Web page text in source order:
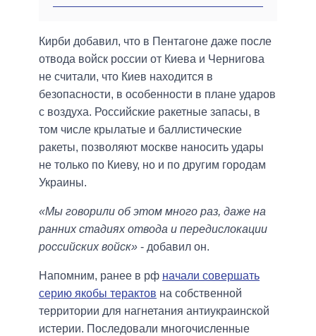
Кирби добавил, что в Пентагоне даже после
отвода войск россии от Киева и Чернигова
не считали, что Киев находится в
безопасности, в особенности в плане ударов
с воздуха. Российские ракетные запасы, в
том числе крылатые и баллистические
ракеты, позволяют москве наносить удары
не только по Киеву, но и по другим городам
Украины.
«Мы говорили об этом много раз, даже на
ранних стадиях отвода и передислокации
российских войск» - добавил он.
Напомним, ранее в рф начали совершать
серию якобы терактов на собственной
территории для нагнетания антиукраинской
истерии. Последовали многочисленные